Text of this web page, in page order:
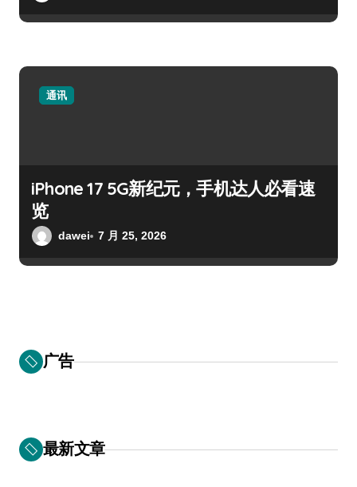
通讯
iPhone 17 5G新纪元，手机达人必看速
览
dawei 7 月 25, 2026
广告
最新文章